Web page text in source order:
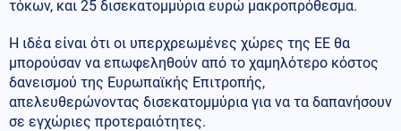
τόκων, και 25 δισεκατομμύρια ευρώ μακροπρόθεσμα.
Η ιδέα είναι ότι οι υπερχρεωμένες χώρες της ΕΕ θα
μπορούσαν να επωφεληθούν από το χαμηλότερο κόστος
δανεισμού της Ευρωπαϊκής Επιτροπής,
απελευθερώνοντας δισεκατομμύρια για να τα δαπανήσουν
σε εγχώριες προτεραιότητες.